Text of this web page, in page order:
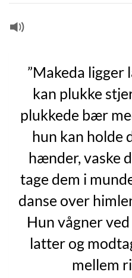
”Makeda ligger
kan plukke
plukkede bær
hun kan holde
hænder, vaske
tage dem i
danse over
Hun vågner
latter og
mellem